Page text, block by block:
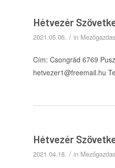
Hétvezér
2021.05.06. / in
Cím: Csongrád 6769
hetvezer1@freemail.hu
Hétvezér
2021.04.18. / in